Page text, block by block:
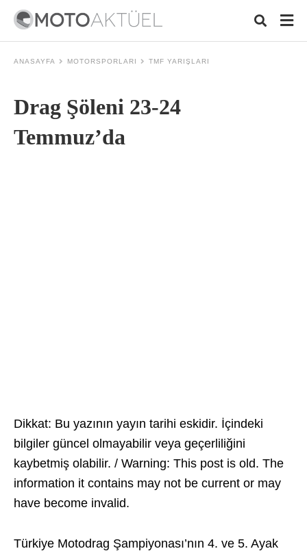
ANASAYFA MOTORSPORLARI TMF YARIŞLARI
Drag Şöleni 23-24
Temmuz’da
Dikkat: Bu yazının yayın tarihi eskidir. İçindeki
bilgiler güncel olmayabilir veya geçerliliğini
kaybetmiş olabilir. / Warning: This post is old. The
information it contains may not be current or may
have become invalid.
Türkiye Motodrag Şampiyonası’nın 4. ve 5. Ayak